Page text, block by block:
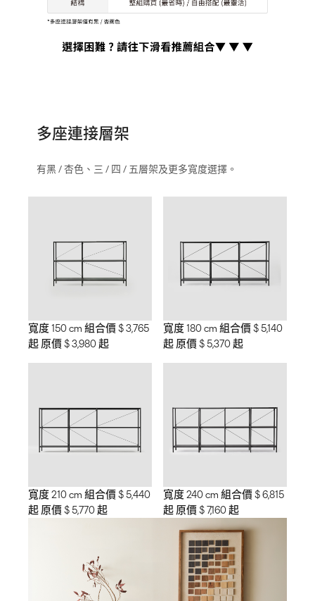
多座連接層架
有黑 / 杏色、三 / 四 / 五層架及更多寬度選擇。
寬度 150 cm 組合價 $ 3,765
起 原價 $ 3,980 起
寬度 180 cm 組合價 $ 5,140
起 原價 $ 5,370 起
寬度 210 cm 組合價 $ 5,440
起 原價 $ 5,770 起
寬度 240 cm 組合價 $ 6,815
起 原價 $ 7,160 起